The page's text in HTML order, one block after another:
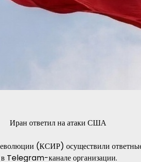
(КСИР) осуществили
в Telegram-канале организации.